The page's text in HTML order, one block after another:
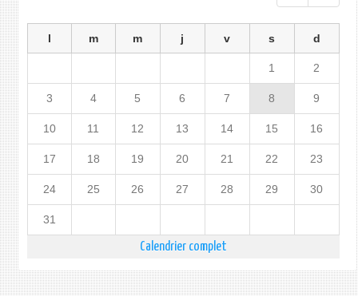
l m m j v s d
1 2
3 4 5 6 7 8 9
10 11 12 13 14 15 16
17 18 19 20 21 22 23
24 25 26 27 28 29 30
31
Calendrier complet